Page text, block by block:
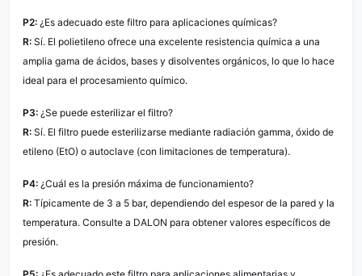
P2: ¿Es adecuado este filtro para aplicaciones químicas?
R: Sí. El polietileno ofrece una excelente resistencia química a una
amplia gama de ácidos, bases y disolventes orgánicos, lo que lo hace
ideal para el procesamiento químico.
P3: ¿Se puede esterilizar el filtro?
R: Sí. El filtro puede esterilizarse mediante radiación gamma, óxido de
etileno (EtO) o autoclave (con limitaciones de temperatura).
P4: ¿Cuál es la presión máxima de funcionamiento?
R: Típicamente de 3 a 5 bar, dependiendo del espesor de la pared y la
temperatura. Consulte a DALON para obtener valores específicos de
presión.